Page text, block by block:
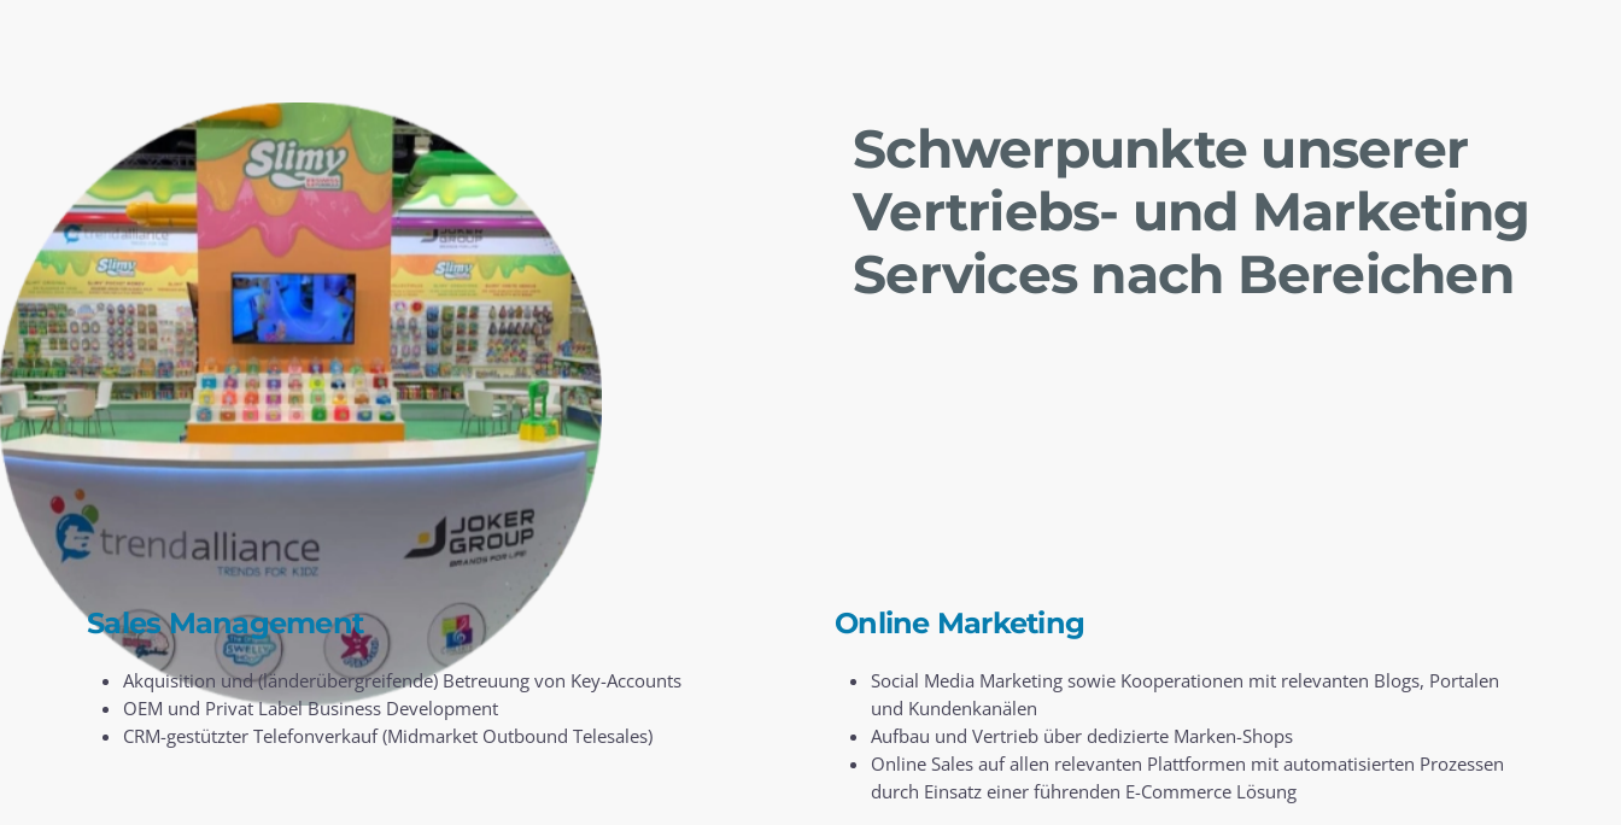
Schwerpunkte unserer
Vertriebs- und Marketing
Services nach Bereichen
Sales Management
Akquisition und (länderübergreifende) Betreuung von Key-Accounts
OEM und Privat Label Business Development
CRM-gestützter Telefonverkauf (Midmarket Outbound Telesales)
Online Marketing
Social Media Marketing sowie Kooperationen mit relevanten Blogs, Portalen
und Kundenkanälen
Aufbau und Vertrieb über dedizierte Marken-Shops
Online Sales auf allen relevanten Plattformen mit automatisierten Prozessen
durch Einsatz einer führenden E-Commerce Lösung